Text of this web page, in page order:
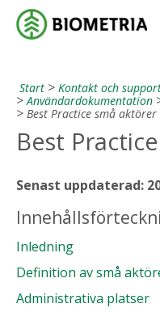
Start Kontakt och
Användardokumentation
Best Practice små
Senast uppdaterad:
Inledning
Definition av små
Administrativa platser